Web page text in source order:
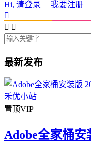
Hi, 请登录 我要注册

 
最新发布
置顶VIP
Adobe全家桶安